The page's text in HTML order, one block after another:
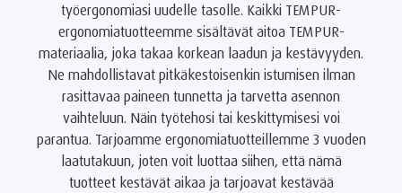
työergonomiasi uudelle tasolle. Kaikki TEMPUR-
ergonomiatuotteemme sisältävät aitoa TEMPUR-
materiaalia, joka takaa korkean laadun ja kestävyyden.
Ne mahdollistavat pitkäkestoisenkin istumisen ilman
rasittavaa paineen tunnetta ja tarvetta asennon
vaihteluun. Näin työtehosi tai keskittymisesi voi
parantua. Tarjoamme ergonomiatuotteillemme 3 vuoden
laatutakuun, joten voit luottaa siihen, että nämä
tuotteet kestävät aikaa ja tarjoavat kestävää